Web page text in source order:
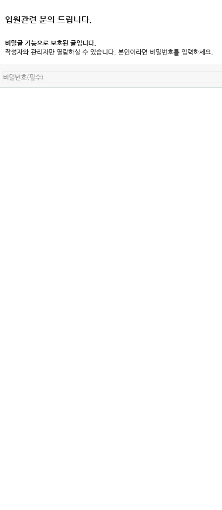
입원관련 문의 드립니다.
비밀글 기능으로 보호된 글입니다.
작성자와 관리자만 열람하실 수 있습니다. 본인이라면 비밀번호를 입력하세요.